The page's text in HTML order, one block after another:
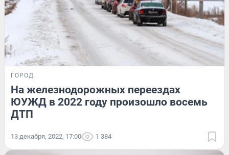
ГОРОД
На железнодорожных переездах
ЮУЖД в 2022 году произошло восемь
ДТП
13 декабря, 2022, 17:00 1 384